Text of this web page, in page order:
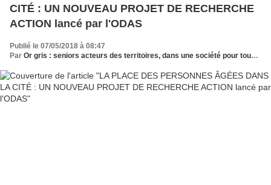
CITÉ : UN NOUVEAU PROJET DE RECHERCHE
ACTION lancé par l'ODAS
Publié le 07/05/2018 à 08:47
Par Or gris : seniors acteurs des territoires, dans une société pour tous les âges